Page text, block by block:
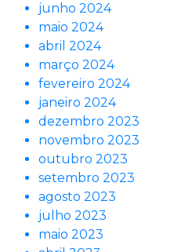
junho 2024
maio 2024
abril 2024
março 2024
fevereiro 2024
janeiro 2024
dezembro 2023
novembro 2023
outubro 2023
setembro 2023
agosto 2023
julho 2023
maio 2023